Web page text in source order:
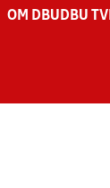
OM DBU DBU TV